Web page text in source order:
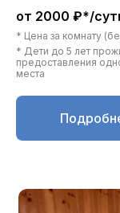
* Дети до 5 лет
предоставления
места
* Цена за комнату
от 2000 ₽*/